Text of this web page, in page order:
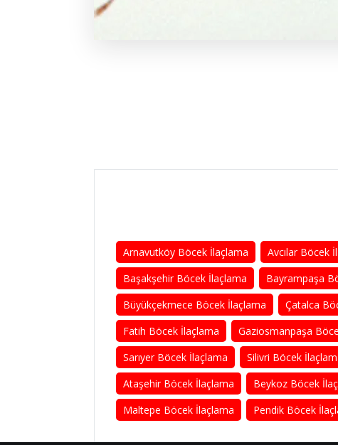
Arnavutköy Böcek İlaçlama Avcılar Böcek
Başakşehir Böcek İlaçlama
Bayrampaşa
Büyükçekmece Böcek İlaçlama
Çatalca
Fatih Böcek İlaçlama
Gaziosmanpaşa
Sarıyer Böcek İlaçlama
Silivri Böcek
Ataşehir Böcek İlaçlama
Beykoz Böcek
Maltepe Böcek İlaçlama
Pendik Böcek